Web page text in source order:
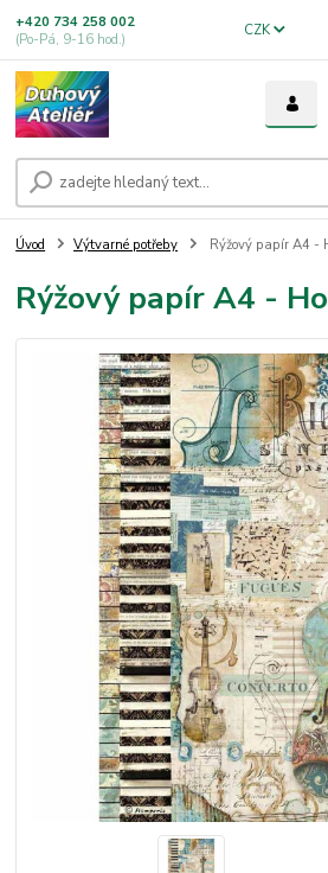
CZK
+420 734 258 002
(Po-Pá, 9-16 hod.)
Úvod Výtvarné potřeby Rýžový papír A4 -
Rýžový papír A4 -